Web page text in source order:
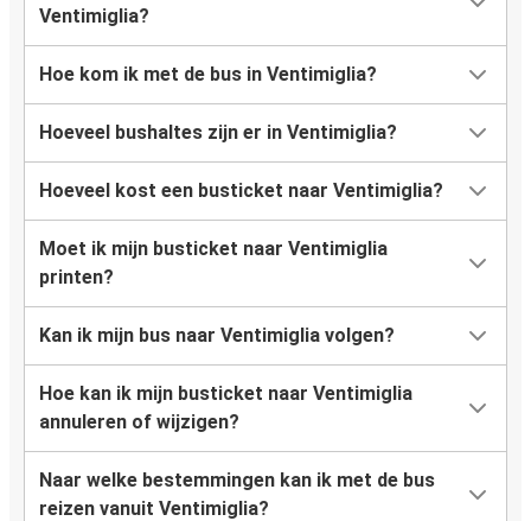
Ventimiglia?
Hoe kom ik met de bus in Ventimiglia?
Hoeveel bushaltes zijn er in Ventimiglia?
Hoeveel kost een busticket naar Ventimiglia?
Moet ik mijn busticket naar Ventimiglia
printen?
Kan ik mijn bus naar Ventimiglia volgen?
Hoe kan ik mijn busticket naar Ventimiglia
annuleren of wijzigen?
Naar welke bestemmingen kan ik met de bus
reizen vanuit Ventimiglia?